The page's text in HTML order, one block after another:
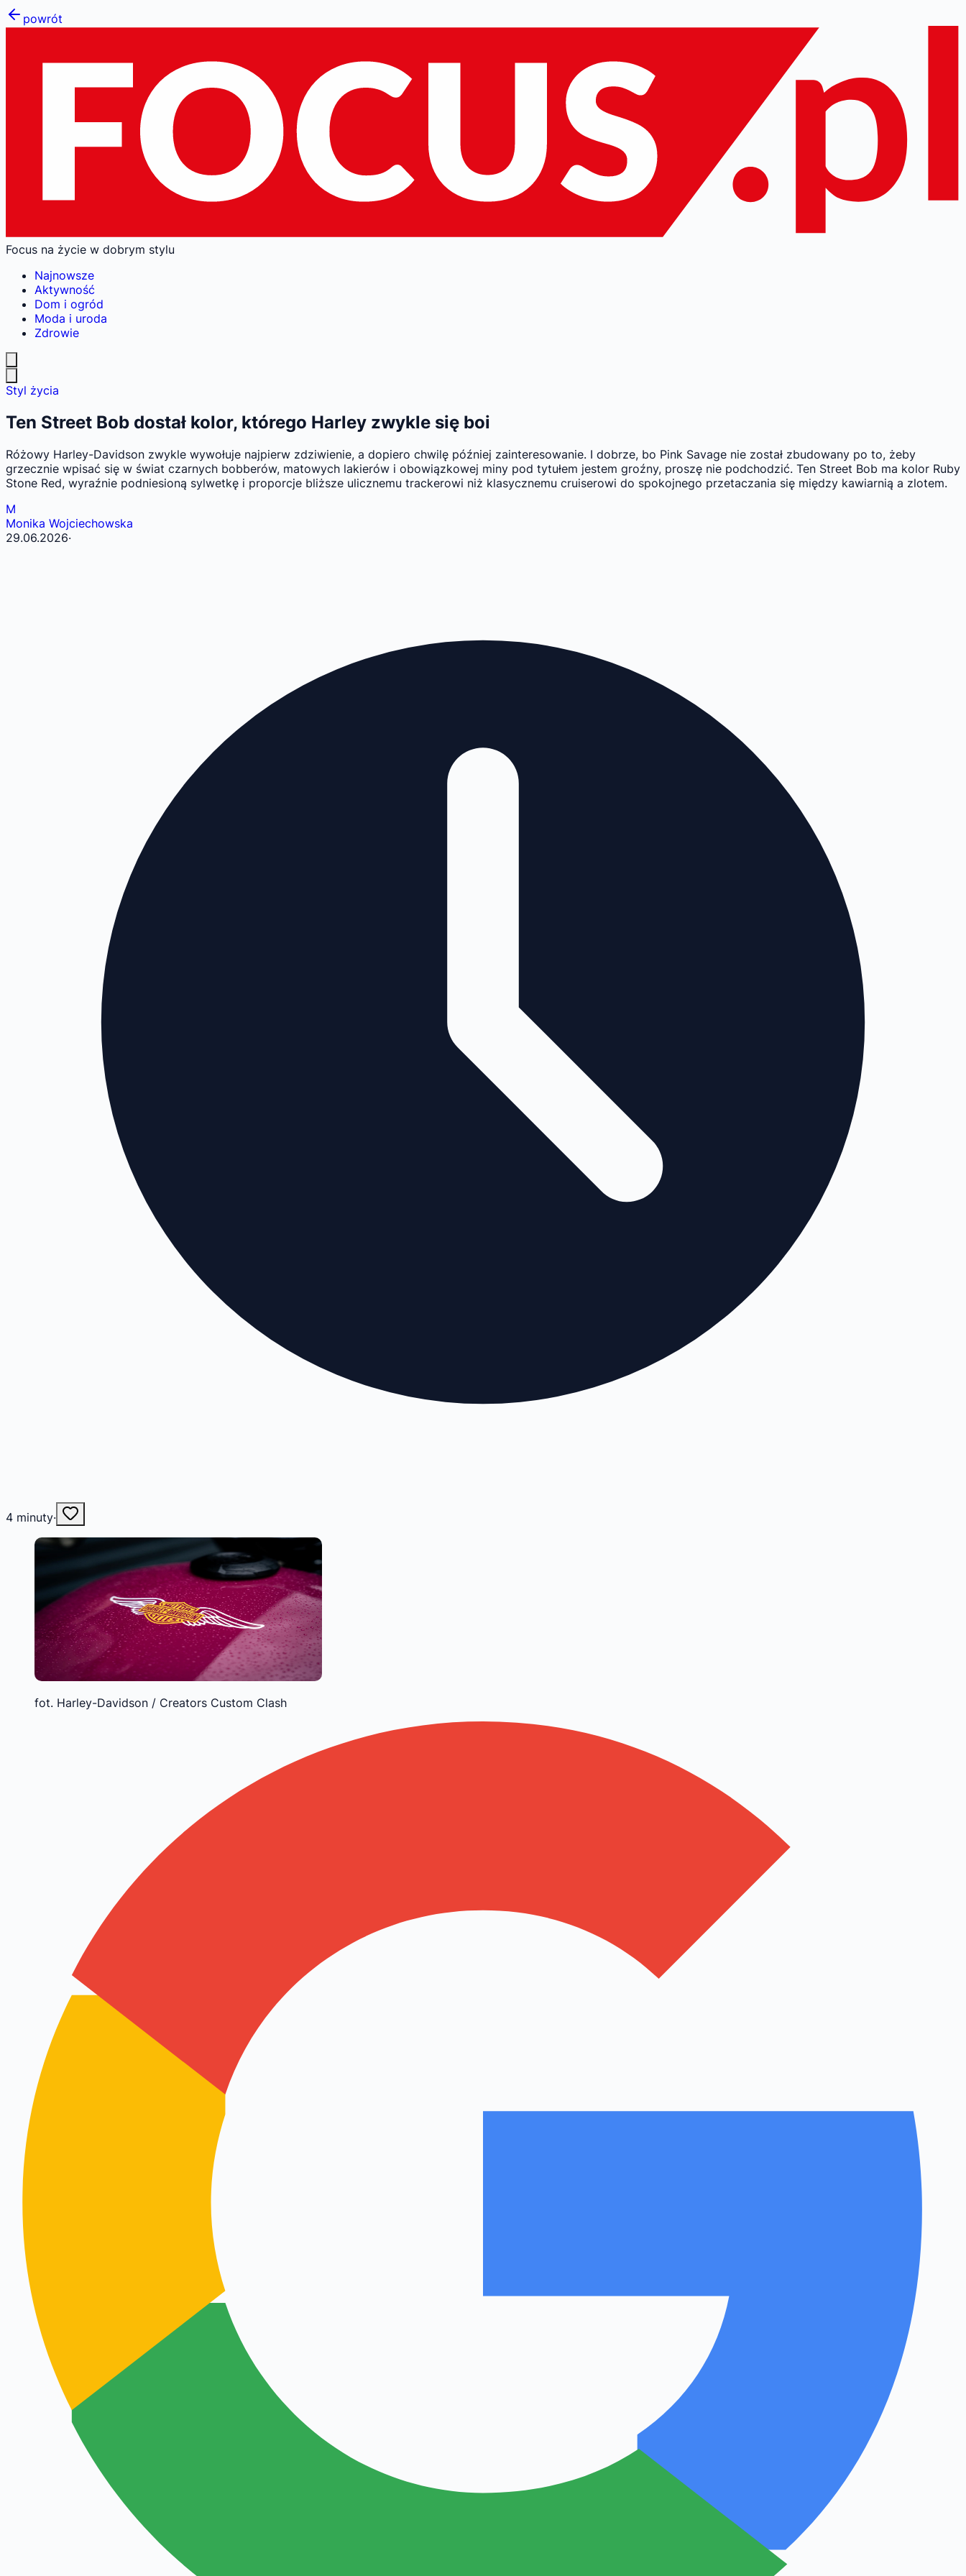
powrót
Focus na życie w dobrym stylu
Najnowsze
Aktywność
Dom i ogród
Moda i uroda
Zdrowie
Styl życia
Ten Street Bob dostał kolor, którego Harley zwykle się boi
Różowy Harley-Davidson zwykle wywołuje najpierw zdziwienie, a dopiero chwilę później zainteresowanie. I dobrze, bo Pink Savage nie został zbudowany po to, żeby
grzecznie wpisać się w świat czarnych bobberów, matowych lakierów i obowiązkowej miny pod tytułem jestem groźny, proszę nie podchodzić. Ten Street Bob ma kolor Ruby
Stone Red, wyraźnie podniesioną sylwetkę i proporcje bliższe ulicznemu trackerowi niż klasycznemu cruiserowi do spokojnego przetaczania się między kawiarnią a zlotem.
M
Monika Wojciechowska
29.06.2026·
4 minuty·
fot. Harley-Davidson / Creators Custom Clash